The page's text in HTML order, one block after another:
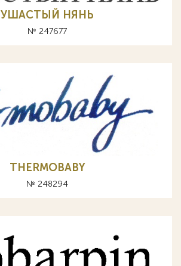
УШАСТЫЙ НЯНЬ
№ 247677
THERMOBABY
№ 248294